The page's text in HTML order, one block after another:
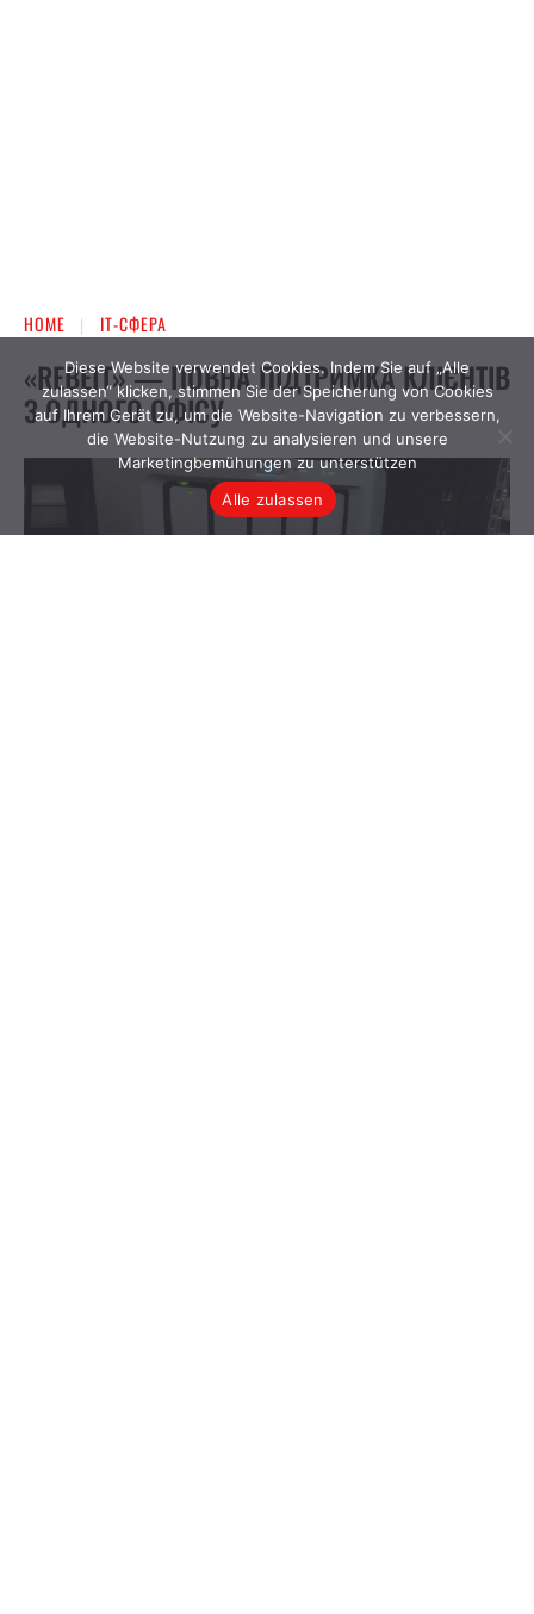
Diese Website verwendet Cookies. Indem Sie auf „Alle
zulassen“ klicken, stimmen Sie der Speicherung von Cookies
auf Ihrem Gerät zu, um die Website-Navigation zu verbessern,
die Website-Nutzung zu analysieren und unsere
Marketingbemühungen zu unterstützen
Alle zulassen